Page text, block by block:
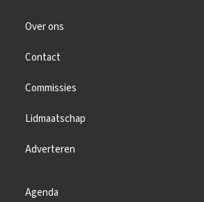
Over ons
Contact
Commissies
Lidmaatschap
Adverteren
Agenda